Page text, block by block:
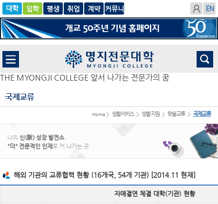
입학
글로
벌
평생 취업
계
약
THE MYONGJI COLLEGE 앞서 나가는 전문가의 꿈
국제교류
Home > 생활서비스 > 생활지원 > 학술교류 > 국제교류
나의 신(新) 성장 발전소
"더" 전문적인 인재로 커 나가는 곳
해외 기관의 교류협력 현황 (16개국, 54개 기관) [2014.11 현재]
자매결연 체결 대학(기관) 현황